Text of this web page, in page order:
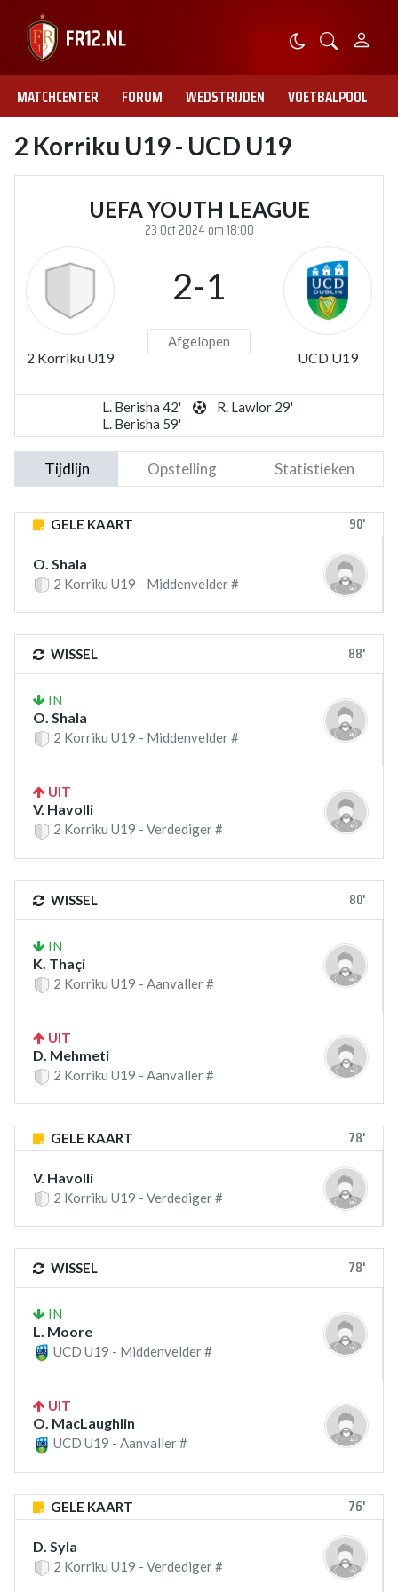
MATCHCENTER FORUM WEDSTRIJDEN VOETBALPOOL
2 Korriku U19 - UCD U19
UEFA YOUTH LEAGUE
23 Oct 2024 om 18:00
2 Korriku U19
2-1
Afgelopen
UCD U19
L. Berisha 42'
L. Berisha 59'
R. Lawlor 29'
Tijdlijn Opstelling Statistieken
GELE KAART 90'
O. Shala
2 Korriku U19 - Middenvelder #
WISSEL 88'
IN
O. Shala
2 Korriku U19 - Middenvelder #
UIT
V. Havolli
2 Korriku U19 - Verdediger #
WISSEL 80'
IN
K. Thaçi
2 Korriku U19 - Aanvaller #
UIT
D. Mehmeti
2 Korriku U19 - Aanvaller #
GELE KAART 78'
V. Havolli
2 Korriku U19 - Verdediger #
WISSEL 78'
IN
L. Moore
UCD U19 - Middenvelder #
UIT
O. MacLaughlin
UCD U19 - Aanvaller #
GELE KAART 76'
D. Syla
2 Korriku U19 - Verdediger #